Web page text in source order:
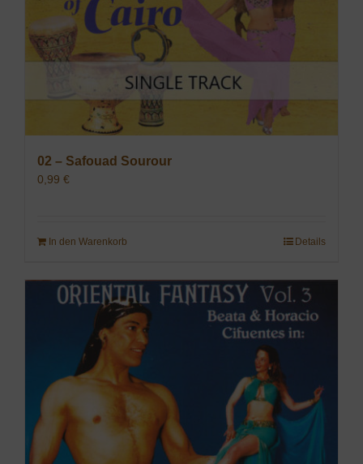
02 – Safouad Sourour
0,99 €
In den Warenkorb Details